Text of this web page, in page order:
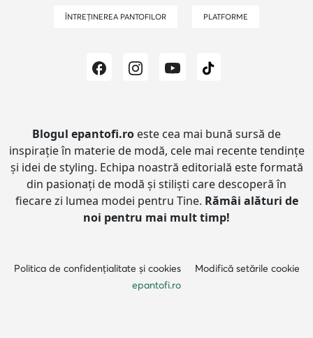
ÎNTREȚINEREA PANTOFILOR PLATFORME
Blogul epantofi.ro este cea mai bună sursă de
inspirație în materie de modă, cele mai recente tendințe
și idei de styling. Echipa noastră editorială este formată
din pasionați de modă și stiliști care descoperă în
fiecare zi lumea modei pentru Tine. Rămâi alături de
noi pentru mai mult timp!
Politica de confidențialitate și cookies
Modifică setările cookie
epantofi.ro